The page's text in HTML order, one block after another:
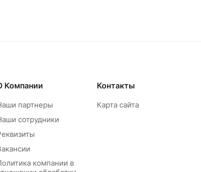
Компании
партнеры
сотрудники
компании в
Контакты
Карта сайта